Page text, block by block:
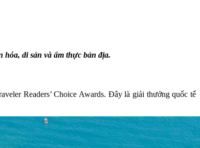
di sản và ẩm thực bản địa.
Readers’ Choice Awards. Đây là giải thưởng quốc tế